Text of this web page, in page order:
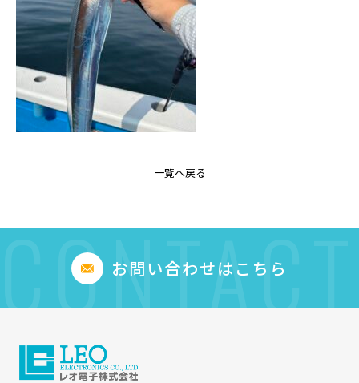
一覧へ戻る
お問い合わせはこちら
CONTACT